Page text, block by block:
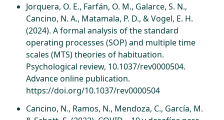
Jorquera, O. E., Farfán, O. M., Galarce, S. N.,
Cancino, N. A., Matamala, P. D., & Vogel, E. H.
(2024). A formal analysis of the standard
operating processes (SOP) and multiple time
scales (MTS) theories of habituation.
Psychological review, 10.1037/rev0000504.
Advance online publication.
https://doi.org/10.1037/rev0000504
Cancino, N., Ramos, N., Mendoza, C., García, M.